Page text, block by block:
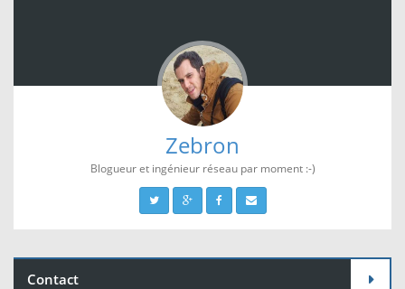
Zebron
Blogueur et ingénieur réseau par moment :-)
Contact